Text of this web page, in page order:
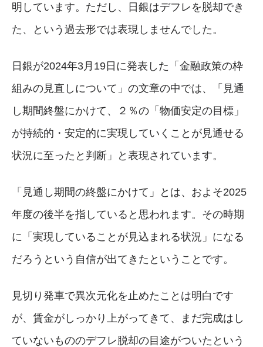
明しています。ただし、日銀はデフレを脱却でき
た、という過去形では表現しませんでした。
日銀が2024年3月19日に発表した「金融政策の枠
組みの見直しについて」の文章の中では、「見通
し期間終盤にかけて、２％の「物価安定の目標」
が持続的・安定的に実現していくことが見通せる
状況に至ったと判断」と表現されています。
「見通し期間の終盤にかけて」とは、およそ2025
年度の後半を指していると思われます。その時期
に「実現していることが見込まれる状況」になる
だろうという自信が出てきたということです。
見切り発車で異次元化を止めたことは明白です
が、賃金がしっかり上がってきて、まだ完成はし
ていないもののデフレ脱却の目途がついたという